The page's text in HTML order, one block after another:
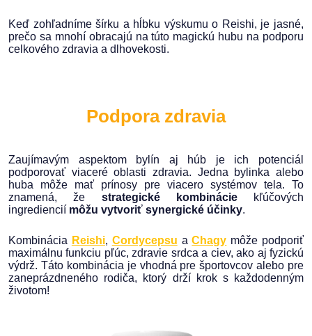
Keď zohľadníme šírku a hĺbku výskumu o Reishi, je jasné,
prečo sa mnohí obracajú na túto magickú hubu na podporu
celkového zdravia a dlhovekosti.
Podpora zdravia
Zaujímavým aspektom bylín aj húb je ich potenciál
podporovať viaceré oblasti zdravia. Jedna bylinka alebo
huba môže mať prínosy pre viacero systémov tela. To
znamená, že strategické kombináciekľúčových
ingrediencií môžu vytvoriť synergické účinky.
Kombinácia Reishi, Cordycepsu aChagy môže podporiť
maximálnu funkciu pľúc, zdravie srdca a ciev, ako aj fyzickú
výdrž. Táto kombinácia je vhodná pre športovcov alebo pre
zaneprázdneného rodiča, ktorý drží krok s každodenným
životom!